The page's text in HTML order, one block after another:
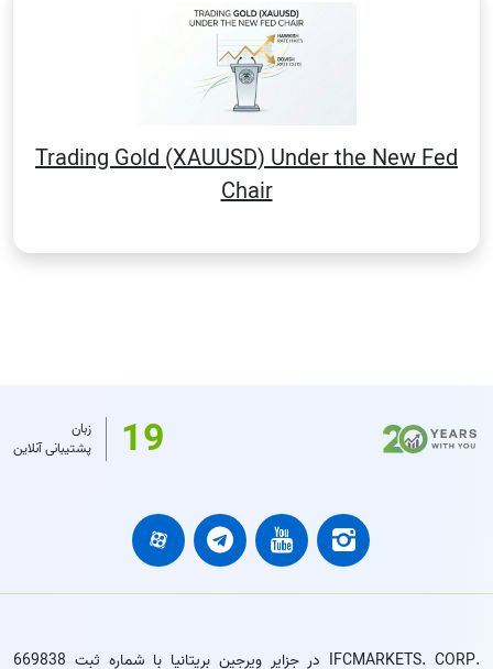
Trading Gold (XAUUSD) Under the New Fed
Chair
19
زبان
پشتیبانی آنلاین
.IFCMARKETS. CORP در جزایر ویرجین بریتانیا با شماره ثبت 669838